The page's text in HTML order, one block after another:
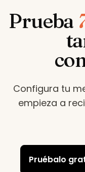
Prueba
Configura tu
empieza a
Pruébalo